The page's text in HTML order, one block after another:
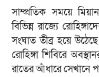
সাম্প্রতিক সময়ে
বিভিন্ন রাজ্যে
সংঘাত তীব্র হয়ে
রোহিঙ্গা শিবিরে
রাতের আঁধারে সেখানে